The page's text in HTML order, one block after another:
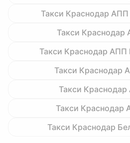
Такси Краснодар
Такси Краснодар
Такси Краснодар АПП
Такси Краснодар
Такси
Такси Краснодар
Такси Краснодар